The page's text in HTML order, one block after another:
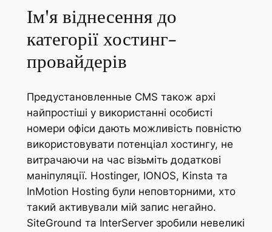
Ім'я віднесення до
категорії хостинг-
провайдерів
Предустановленные CMS також архі
найпростіші у використанні особисті
номери офіси дають можливість повністю
використовувати потенціал хостингу, не
витрачаючи на час візьміть додаткові
маніпуляції. Hostinger, IONOS, Kinsta та
InMotion Hosting були неповторними, хто
такий активували мій запис негайно.
SiteGround та InterServer зробили невеликі